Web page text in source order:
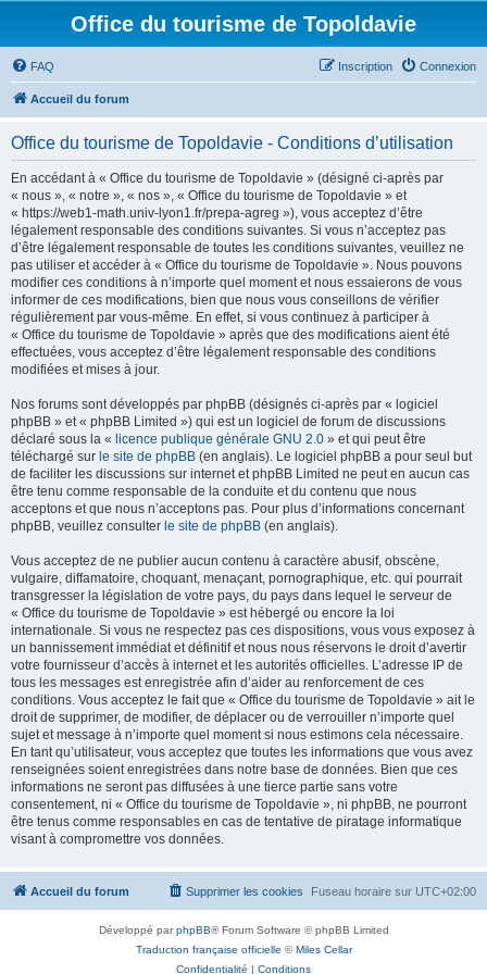
Office du tourisme de Topoldavie
FAQ Connexion
Inscription
Accueil du forum
Office du tourisme de Topoldavie - Conditions d’utilisation
En accédant à « Office du tourisme de Topoldavie » (désigné ci-après par
« nous », « notre », « nos », « Office du tourisme de Topoldavie » et
« https://web1-math.univ-lyon1.fr/prepa-agreg »), vous acceptez d’être
légalement responsable des conditions suivantes. Si vous n’acceptez pas
d’être légalement responsable de toutes les conditions suivantes, veuillez ne
pas utiliser et accéder à « Office du tourisme de Topoldavie ». Nous pouvons
modifier ces conditions à n’importe quel moment et nous essaierons de vous
informer de ces modifications, bien que nous vous conseillons de vérifier
régulièrement par vous-même. En effet, si vous continuez à participer à
« Office du tourisme de Topoldavie » après que des modifications aient été
effectuées, vous acceptez d’être légalement responsable des conditions
modifiées et mises à jour.
Nos forums sont développés par phpBB (désignés ci-après par « logiciel
phpBB » et « phpBB Limited ») qui est un logiciel de forum de discussions
déclaré sous la « licence publique générale GNU 2.0 » et qui peut être
téléchargé sur le site de phpBB (en anglais). Le logiciel phpBB a pour seul but
de faciliter les discussions sur internet et phpBB Limited ne peut en aucun cas
être tenu comme responsable de la conduite et du contenu que nous
acceptons et que nous n’acceptons pas. Pour plus d’informations concernant
phpBB, veuillez consulter le site de phpBB (en anglais).
Vous acceptez de ne publier aucun contenu à caractère abusif, obscène,
vulgaire, diffamatoire, choquant, menaçant, pornographique, etc. qui pourrait
transgresser la législation de votre pays, du pays dans lequel le serveur de
« Office du tourisme de Topoldavie » est hébergé ou encore la loi
internationale. Si vous ne respectez pas ces dispositions, vous vous exposez à
un bannissement immédiat et définitif et nous nous réservons le droit d’avertir
votre fournisseur d’accès à internet et les autorités officielles. L’adresse IP de
tous les messages est enregistrée afin d’aider au renforcement de ces
conditions. Vous acceptez le fait que « Office du tourisme de Topoldavie » ait le
droit de supprimer, de modifier, de déplacer ou de verrouiller n’importe quel
sujet et message à n’importe quel moment si nous estimons cela nécessaire.
En tant qu’utilisateur, vous acceptez que toutes les informations que vous avez
renseignées soient enregistrées dans notre base de données. Bien que ces
informations ne seront pas diffusées à une tierce partie sans votre
consentement, ni « Office du tourisme de Topoldavie », ni phpBB, ne pourront
être tenus comme responsables en cas de tentative de piratage informatique
visant à compromettre vos données.
Accueil du forum Fuseau horaire sur UTC+02:00
Supprimer les cookies
Développé parphpBB® Forum Software © phpBB Limited
Traduction française officielle ©Miles Cellar
Confidentialité | Conditions